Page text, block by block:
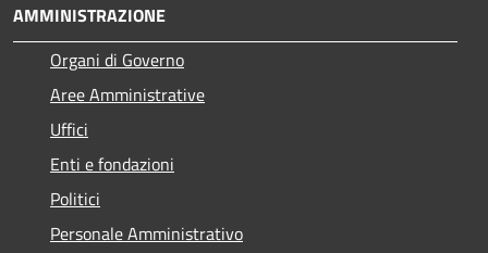
AMMINISTRAZIONE
Organi di Governo
Aree Amministrative
Uffici
Enti e fondazioni
Politici
Personale Amministrativo